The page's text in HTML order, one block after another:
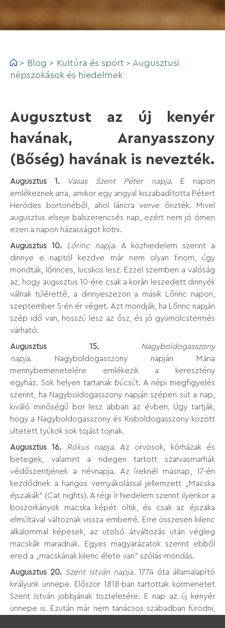
> Blog > Kultúra és sport > Augusztusi
népszokások és hiedelmek
Augusztust az új kenyér
havának, Aranyasszony
(Bőség) havának is nevezték.
Augusztus 1. Vasas Szent Péter napja. E napon
emlékeznek arra, amikor egy angyal kiszabadította Pétert
Heródes börtönéből, ahol láncra verve őrizték. Mivel
augusztus elseje balszerencsés nap, ezért nem jó ómen
ezen a napon házasságot kötni.
Augusztus 10.
Lőrinc napja. A közhiedelem szerint a
dinnye e naptól kezdve már nem olyan finom, úgy
mondták, lőrinces, lucskos lesz. Ezzel szemben a valóság
az, hogy augusztus 10-ére csak a korán leszedett dinnyék
válnak túléretté, a dinnyeszezon a másik Lőrinc napon,
szeptember 5-én ér véget. Azt mondják, ha Lőrinc napján
szép idő van, hosszú lesz az ősz, és jó gyümölcstermés
várható.
Augusztus 15.
Nagyboldogasszony
napja. Nagyboldogasszony napján Mária
mennybemenetelére emlékezik a keresztény
egyház. Sok helyen tartanak búcsút. A népi megfigyelés
szerint, ha Nagyboldogasszony napján szépen süt a nap,
kiváló minőségű bor lesz abban az évben. Úgy tartják,
hogy a Nagyboldogasszony és Kisboldogasszony között
ültetett tyúkok sok tojást tojnak.
Augusztus 16.
Rókus napja. Az orvosok, kórházak és
betegek, valamint a ridegen tartott szarvasmarhák
védőszentjének a névnapja. Az íreknél másnap, 17-én
kezdődnek a hangos vernyákolással jellemzett „Macska
éjszakák" (Cat nights). A régi ír hiedelem szerint ilyenkor a
boszorkányok macska képét öltik, és csak az éjszaka
elmúltával változnak vissza emberré. Erre összesen kilenc
alkalommal képesek, az utolsó átváltozás után végleg
macskák maradnak. Egyes magyarázatok szerint ebből
ered a „macskának kilenc élete van" szólás-mondás.
Augusztus 20. Szent István napja. 1774 óta államalapító
királyunk ünnepe. Először 1818-ban tartottak körmenetet
Szent István jobbjának tiszteletére. E nap az új kenyér
ünnepe is. Ezután már nem tanácsos szabadban fürödni,